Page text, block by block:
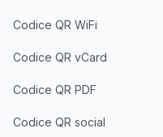
Codice QR WiFi
Codice QR vCard
Codice QR PDF
Codice QR social